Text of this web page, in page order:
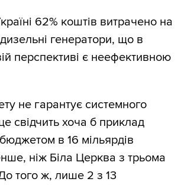
62% коштів витрачено на
генератори, що в
перспективі є неефективною
не гарантує системного
свідчить хоча б приклад
в 16 мільярдів
ніж Біла Церква з трьома
того ж, лише 2 з 13